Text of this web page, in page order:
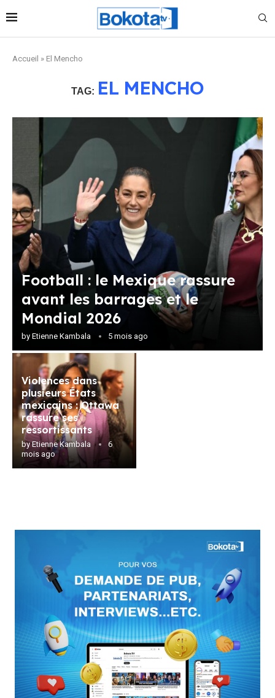
Accueil » El Mencho
TAG: EL MENCHO
Football : le Mexique rassure
avant les barrages et le
Mondial 2026
by Etienne Kambala 5 mois ago
Violences dans
plusieurs États
mexicains : Ottawa
rassure ses
ressortissants
byEtienne Kambala
6
mois ago